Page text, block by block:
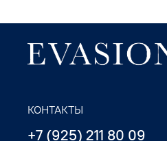
КОНТАКТЫ
+7 (925) 211 80 09